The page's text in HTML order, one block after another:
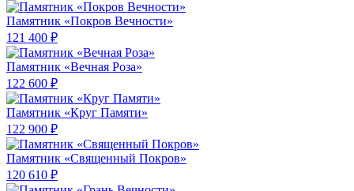
Памятник «Покров Вечности»
121 400 ₽
Памятник «Вечная Роза»
122 600 ₽
Памятник «Круг Памяти»
122 900 ₽
Памятник «Священный Покров»
120 610 ₽